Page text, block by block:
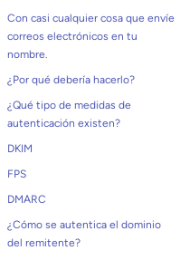
Con casi cualquier cosa que envíe
correos electrónicos en tu
nombre.
¿Por qué debería hacerlo?
¿Qué tipo de medidas de
autenticación existen?
DKIM
FPS
DMARC
¿Cómo se autentica el dominio
del remitente?